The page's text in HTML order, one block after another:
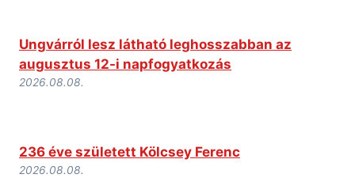
Ungvárról lesz látható leghosszabban az
augusztus 12-i napfogyatkozás
2026.08.08.
236 éve született Kölcsey Ferenc
2026.08.08.